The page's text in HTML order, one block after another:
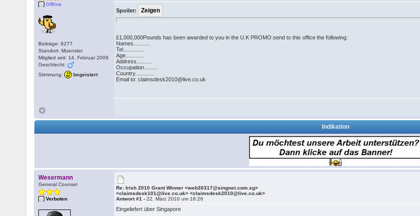
Offline
Beiträge: 6277
Standort: Muenster
Mitglied seit: 14. Februar 2009
Geschlecht:
Stimmung:
begeistert
Spoiler:
£1,000,000Pounds has been awarded to you in the U.K PROMO.send to this office the following:
Names...........
Tel..............
Age............
Address..........
Occupation.........
Country.............
Email to: claimsdesk2010@live.co.uk
Indikation
Wesermann
General Counsel
Verboten
Re: Irish 2010 Grant Winner <web30317@singnet.com.sg>
<claimsdesk101@live.co.uk> <claimsdesk2010@live.co.uk>
Antwort #1 -22. März 2010 um 18:26
Eingeliefert über Singapore